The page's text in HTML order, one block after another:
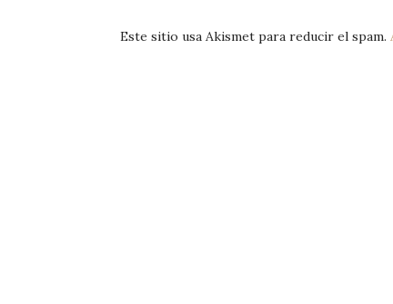
Este sitio usa Akismet para reducir el spam.